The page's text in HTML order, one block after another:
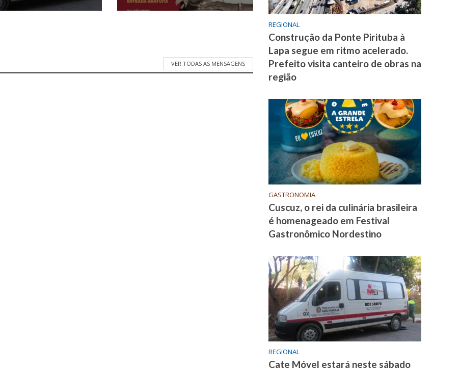
VER TODAS AS MENSAGENS
REGIONAL
Construção da Ponte Pirituba à
Lapa segue em ritmo acelerado.
Prefeito visita canteiro de obras na
região
GASTRONOMIA
Cuscuz, o rei da culinária brasileira
é homenageado em Festival
Gastronômico Nordestino
REGIONAL
Cate Móvel estará neste sábado